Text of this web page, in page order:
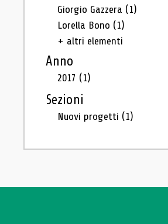
Giorgio Gazzera (1)
Lorella Bono (1)
+ altri elementi
Anno
2017 (1)
Sezioni
Nuovi progetti (1)